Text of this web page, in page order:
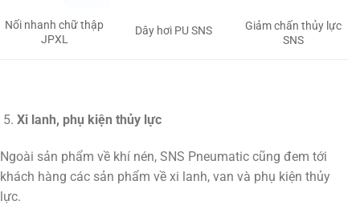
Nối nhanh chữ thập
JPXL
Dây hơi PU SNS
Giảm chấn thủy lực
SNS
Xi lanh, phụ kiện thủy lực
Ngoài sản phẩm về khí nén, SNS Pneumatic cũng đem tới
khách hàng các sản phẩm về xi lanh, van và phụ kiện thủy
lực.